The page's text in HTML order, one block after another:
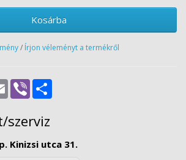
Kosárba
/ Írjon véleményt a termékről
Email Viber
szerviz
Kinizsi utca 31.